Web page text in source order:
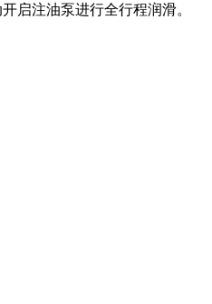
启注油泵进行全行程润滑。